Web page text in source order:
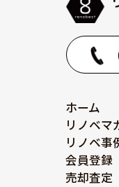
ホーム
リノベマ
リノベ事
会員登録
売却査定